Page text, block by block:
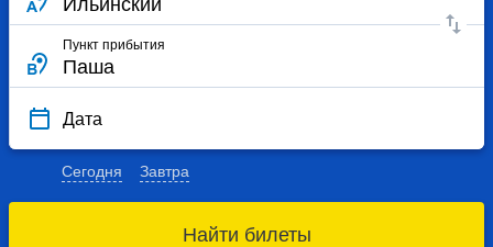
Пункт прибытия
Дата
Сегодня Завтра
Найти билеты